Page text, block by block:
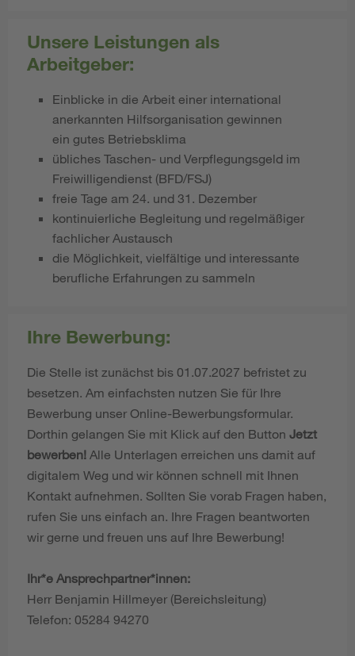
Unsere Leistungen als
Arbeitgeber:
Einblicke in die Arbeit einer international
anerkannten Hilfsorganisation gewinnen
ein gutes Betriebsklima
übliches Taschen- und Verpflegungsgeld im
Freiwilligendienst (BFD/FSJ)
freie Tage am 24. und 31. Dezember
kontinuierliche Begleitung und regelmäßiger
fachlicher Austausch
die Möglichkeit, vielfältige und interessante
berufliche Erfahrungen zu sammeln
Ihre Bewerbung:
Die Stelle ist zunächst bis 01.07.2027 befristet zu
besetzen. Am einfachsten nutzen Sie für Ihre
Bewerbung unser Online-Bewerbungsformular.
Dorthin gelangen Sie mit Klick auf den Button Jetzt
bewerben! Alle Unterlagen erreichen uns damit auf
digitalem Weg und wir können schnell mit Ihnen
Kontakt aufnehmen. Sollten Sie vorab Fragen haben,
rufen Sie uns einfach an. Ihre Fragen beantworten
wir gerne und freuen uns auf Ihre Bewerbung!
Ihr*e Ansprechpartner*innen:
Herr Benjamin Hillmeyer (Bereichsleitung)
Telefon: 05284 94270